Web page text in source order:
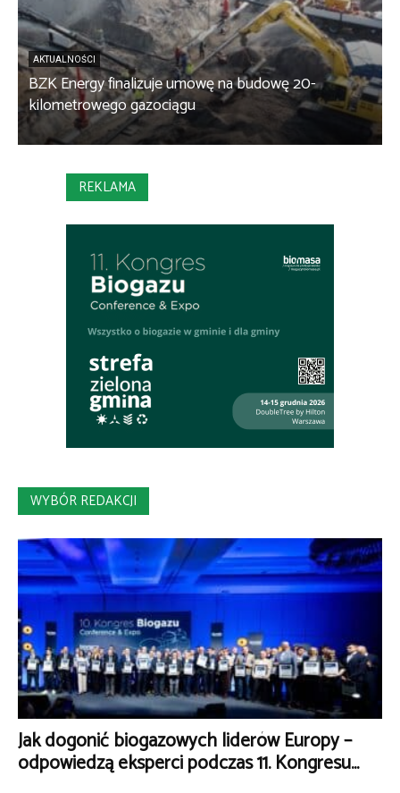
AKTUALNOŚCI
BZK Energy finalizuje umowę na budowę 20-
kilometrowego gazociągu
REKLAMA
WYBÓR REDAKCJI
Jak dogonić biogazowych liderów Europy –
odpowiedzą eksperci podczas 11. Kongresu...